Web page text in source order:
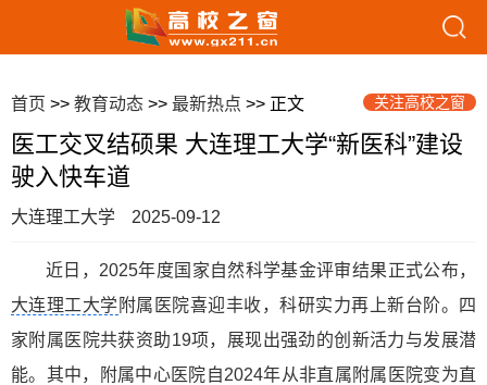
首页 >> 教育动态 >> 最新热点 >> 正文 关注高校之窗
医工交叉结硕果 大连理工大学“新医科”建设
驶入快车道
大连理工大学 2025-09-12
近日，2025年度国家自然科学基金评审结果正式公布，
大连理工大学 附属医院喜迎丰收，科研实力再上新台阶。四
家附属医院共获资助19项，展现出强劲的创新活力与发展潜
能。其中，附属中心医院自2024年从非直属附属医院变为直